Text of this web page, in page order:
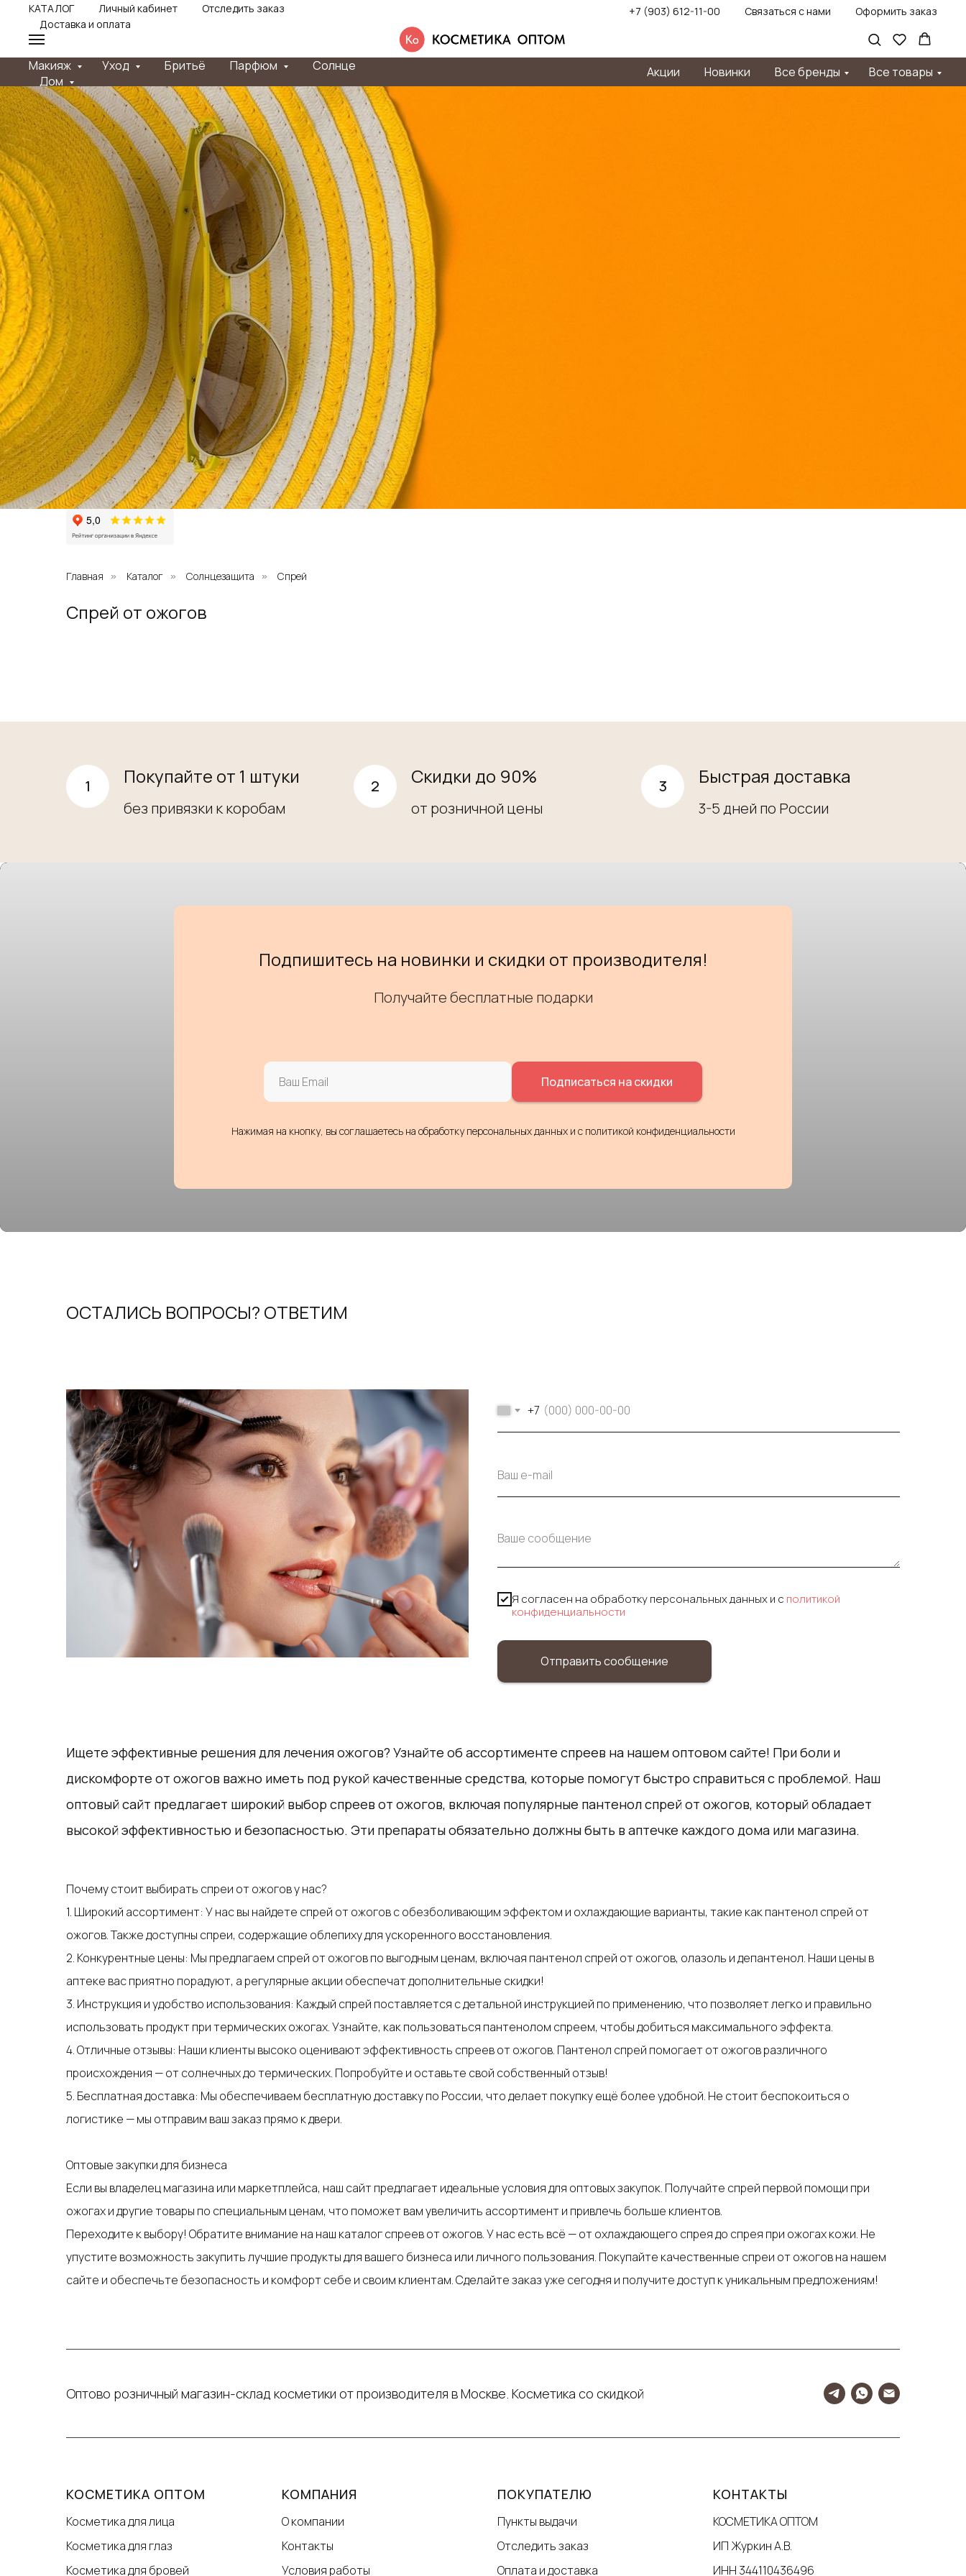
КАТАЛОГ Личный кабинет
Отследить заказ
Доставка и оплата
+7 (903) 612-11-00 Связаться с нами Оформить заказ
Макияж Уход Бритьё Парфюм
Солнце
Дом
Акции Новинки Все бренды Все товары
Главная » Каталог » Солнцезащита » Спрей
Спрей от ожогов
Покупайте от 1 штуки
без привязки к коробам
Скидки до 90%
от розничной цены
Быстрая доставка
3-5 дней по России
Подпишитесь на новинки и скидки от производителя!
Получайте бесплатные подарки
Подписаться на скидки
Нажимая на кнопку, вы соглашаетесь на обработку персональных данных и c политикой конфиденциальности
ОСТАЛИСЬ ВОПРОСЫ? ОТВЕТИМ
+7
Я согласен на обработку персональных данных и c политикой
конфиденциальности
Отправить сообщение
Ищете эффективные решения для лечения ожогов? Узнайте об ассортименте спреев на нашем оптовом сайте! При боли и
дискомфорте от ожогов важно иметь под рукой качественные средства, которые помогут быстро справиться с проблемой. Наш
оптовый сайт предлагает широкий выбор спреев от ожогов, включая популярные пантенол спрей от ожогов, который обладает
высокой эффективностью и безопасностью. Эти препараты обязательно должны быть в аптечке каждого дома или магазина.
Почему стоит выбирать спреи от ожогов у нас?
1. Широкий ассортимент: У нас вы найдете спрей от ожогов с обезболивающим эффектом и охлаждающие варианты, такие как пантенол спрей от
ожогов. Также доступны спреи, содержащие облепиху для ускоренного восстановления.
2. Конкурентные цены: Мы предлагаем спрей от ожогов по выгодным ценам, включая пантенол спрей от ожогов, олазоль и депантенол. Наши цены в
аптеке вас приятно порадуют, а регулярные акции обеспечат дополнительные скидки!
3. Инструкция и удобство использования: Каждый спрей поставляется с детальной инструкцией по применению, что позволяет легко и правильно
использовать продукт при термических ожогах. Узнайте, как пользоваться пантенолом спреем, чтобы добиться максимального эффекта.
4. Отличные отзывы: Наши клиенты высоко оценивают эффективность спреев от ожогов. Пантенол спрей помогает от ожогов различного
происхождения — от солнечных до термических. Попробуйте и оставьте свой собственный отзыв!
5. Бесплатная доставка: Мы обеспечиваем бесплатную доставку по России, что делает покупку ещё более удобной. Не стоит беспокоиться о
логистике — мы отправим ваш заказ прямо к двери.
Оптовые закупки для бизнеса
Если вы владелец магазина или маркетплейса, наш сайт предлагает идеальные условия для оптовых закупок. Получайте спрей первой помощи при
ожогах и другие товары по специальным ценам, что поможет вам увеличить ассортимент и привлечь больше клиентов.
Переходите к выбору! Обратите внимание на наш каталог спреев от ожогов. У нас есть всё — от охлаждающего спрея до спрея при ожогах кожи. Не
упустите возможность закупить лучшие продукты для вашего бизнеса или личного пользования. Покупайте качественные спреи от ожогов на нашем
сайте и обеспечьте безопасность и комфорт себе и своим клиентам. Сделайте заказ уже сегодня и получите доступ к уникальным предложениям!
Оптово розничный магазин-склад косметики от производителя в Москве. Косметика со скидкой
КОСМЕТИКА ОПТОМ
Косметика для лица
Косметика для глаз
Косметика для бровей
КОМПАНИЯ
О компании
Контакты
Условия работы
ПОКУПАТЕЛЮ
Пункты выдачи
Отследить заказ
Оплата и доставка
КОНТАКТЫ
КОСМЕТИКА ОПТОМ
ИП Журкин А.В.
ИНН 344110436496